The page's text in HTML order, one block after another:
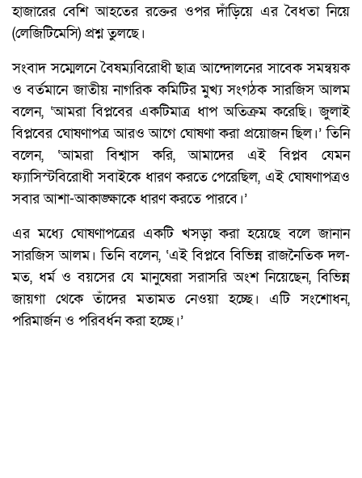
হাজারের বেশি আহতের রক্তের ওপর দাঁড়িয়ে এর বৈধতা নিয়ে
(লেজিটিমেসি) প্রশ্ন তুলছে।
সংবাদ সম্মেলনে বৈষম্যবিরোধী ছাত্র আন্দোলনের সাবেক সমন্বয়ক
ও বর্তমানে জাতীয় নাগরিক কমিটির মুখ্য সংগঠক সারজিস আলম
বলেন, ‘আমরা বিপ্লবের একটিমাত্র ধাপ অতিক্রম করেছি। জুলাই
বিপ্লবের ঘোষণাপত্র আরও আগে ঘোষণা করা প্রয়োজন ছিল।’ তিনি
বলেন, ‘আমরা বিশ্বাস করি, আমাদের এই বিপ্লব যেমন
ফ্যাসিস্টবিরোধী সবাইকে ধারণ করতে পেরেছিল, এই ঘোষণাপত্রও
সবার আশা-আকাঙ্ক্ষাকে ধারণ করতে পারবে।’
এর মধ্যে ঘোষণাপত্রের একটি খসড়া করা হয়েছে বলে জানান
সারজিস আলম। তিনি বলেন, ‘এই বিপ্লবে বিভিন্ন রাজনৈতিক দল-
মত, ধর্ম ও বয়সের যে মানুষেরা সরাসরি অংশ নিয়েছেন, বিভিন্ন
জায়গা থেকে তাঁদের মতামত নেওয়া হচ্ছে। এটি সংশোধন,
পরিমার্জন ও পরিবর্ধন করা হচ্ছে।’